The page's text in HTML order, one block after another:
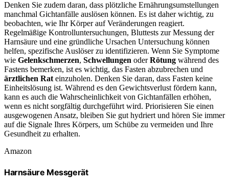
Denken Sie zudem daran, dass plötzliche Ernährungsumstellungen
manchmal Gichtanfälle auslösen können. Es ist daher wichtig, zu
beobachten, wie Ihr Körper auf Veränderungen reagiert.
Regelmäßige Kontrolluntersuchungen, Bluttests zur Messung der
Harnsäure und eine gründliche Ursachen Untersuchung können
helfen, spezifische Auslöser zu identifizieren. Wenn Sie Symptome
wie Gelenkschmerzen, Schwellungen oderRötung während des
Fastens bemerken, ist es wichtig, das Fasten abzubrechen und
ärztlichen Rat einzuholen. Denken Sie daran, dass Fasten keine
Einheitslösung ist. Während es den Gewichtsverlust fördern kann,
kann es auch die Wahrscheinlichkeit von Gichtanfällen erhöhen,
wenn es nicht sorgfältig durchgeführt wird. Priorisieren Sie einen
ausgewogenen Ansatz, bleiben Sie gut hydriert und hören Sie immer
auf die Signale Ihres Körpers, um Schübe zu vermeiden und Ihre
Gesundheit zu erhalten.
Amazon
Harnsäure Messgerät